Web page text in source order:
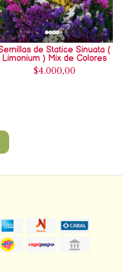
de Statice Sinuata (
Limonium ) Mix de Colores
$4.000,00